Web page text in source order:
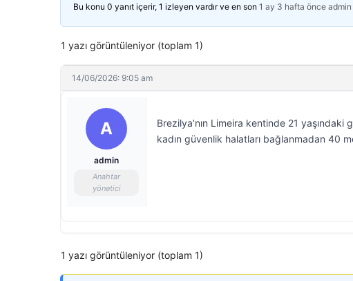
Bu konu 0 yanıt içerir, 1 izleyen vardır ve en son 1 ay 3 hafta önce admin
1 yazı görüntüleniyor (toplam 1)
14/06/2026: 9:05 am
A
admin
Anahtar
yönetici
Brezilya’nın Limeira kentinde 21
kadın güvenlik halatları bağlanmadan 40
1 yazı görüntüleniyor (toplam 1)